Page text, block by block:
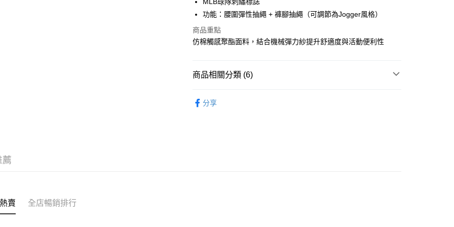
WeChat Pay
送貨方式
每筆HK$50.00，滿HK$499.00或以上免運費
每筆HK$50.00，滿HK$499.00或以上免運費
功能：腰圍彈性抽繩 + 褲腳抽繩（可調節為Jogger風格）
商品重點
仿棉觸感聚酯面料，結合機械彈力紗提升舒適度與活動便利性
商品相關分類 (6)
分享
薦
賣 全店暢銷排行